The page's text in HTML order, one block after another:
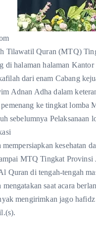
Tilawatil Quran (MTQ)
di halaman halaman
dari enam Cabang
Adnan Adha dalam
ke tingkat lomba
sebelumnya
mempersiapkan kesehatan
MTQ Tingkat
Quran di tengah-tengah
saat acara
mengirimkan jago